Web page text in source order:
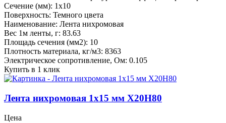
Сечение (мм): 1x10
Поверхность: Темного цвета
Наименование: Лента нихромовая
Вес 1м ленты, г: 83.63
Площадь сечения (мм2): 10
Плотность материала, кг/м3: 8363
Электрическое сопротивление, Ом: 0.105
Купить в 1 клик
Лента нихромовая 1x15 мм Х20Н80
Цена